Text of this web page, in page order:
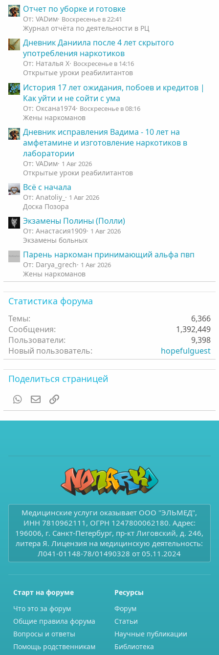
Отчет по уборке и готовке
От: VADим Воскресенье в 22:41
Журнал отчёта по деятельности в РЦ
Дневник Даниила после 4 лет скрытого
употребления наркотиков
От: Наталья Х Воскресенье в 14:16
Открытые уроки реабилитантов
История 17 лет ожидания, побоев и кредитов |
Как уйти и не сойти с ума
От: Оксана1974 Воскресенье в 08:16
Жены наркоманов
Дневник исправления Вадима - 10 лет на
амфетамине и изготовление наркотиков в
лаборатории
От: VADим 1 Авг 2026
Открытые уроки реабилитантов
Всё с начала
От: Anatoliy_ 1 Авг 2026
Доска Позора
Экзамены Полины (Полли)
От: Анастасия1909 1 Авг 2026
Экзамены больных
Парень наркоман принимающий альфа пвп
От: Darya_grech 1 Авг 2026
Жены наркоманов
Статистика форума
Темы
6,366
Сообщения
1,392,449
Пользователи
9,398
Новый пользователь
hopefulguest
Поделиться страницей
WhatsAppЭлектронная почта
Медицинские услуги оказывает ООО "ЭЛЬМЕД",
ИНН 7810962111, ОГРН 1247800062180. Адрес:
196006, г. Санкт-Петербург, пр-кт Лиговский, д. 246,
литера Я. Лицензия на медицинскую деятельность:
Л041-01148-78/01490328 от 05.11.2024
Старт на форуме
Что это за форум
Общие правила форума
Вопросы и ответы
Помощь родственникам
Ресурсы
Форум
Статьи
Научные публикации
Библиотека